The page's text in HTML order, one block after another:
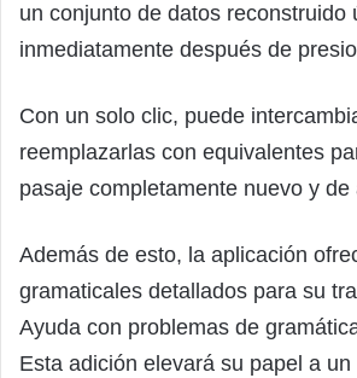
un conjunto de datos reconstruido
inmediatamente después de
Con un solo clic, puede
reemplazarlas con equivalentes
pasaje completamente nuevo y de
Además de esto, la aplicación
gramaticales detallados para su
Ayuda con problemas de
Esta adición elevará su papel a un